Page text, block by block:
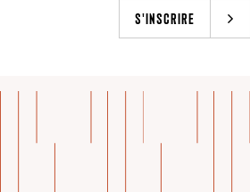
S'INSCRIRE